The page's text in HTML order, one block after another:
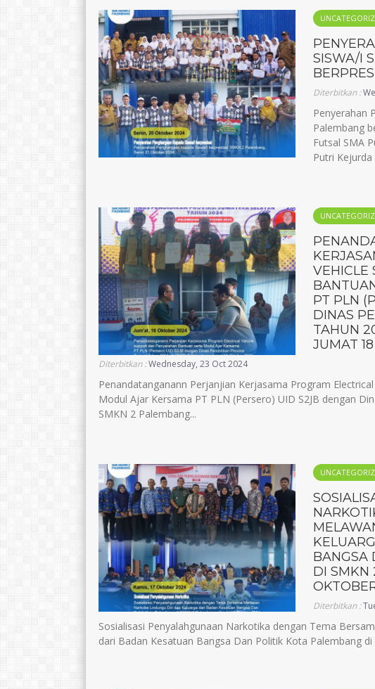
SISWA/I
Diterbitkan :
Penyerahan
Palembang
Futsal SMA
Putri Kejurda
VEHICLE
PT PLN
DINAS
TAHUN
JUMAT
Diterbitkan :Wednesday, 23 Oct 2024
Penandatanganann Perjanjian Kerjasama Program
Modul Ajar Kersama PT PLN (Persero) UID S2JB dengan
SMKN 2 Palembang...
BANGSA
DI SMKN
Diterbitkan :
Sosialisasi Penyalahgunaan Narkotika dengan Tema
dari Badan Kesatuan Bangsa Dan Politik Kota Palembang
NIK
1671032502670004
NIP
196702252007011004
STAT
PNS
GTK
Guru Mapel